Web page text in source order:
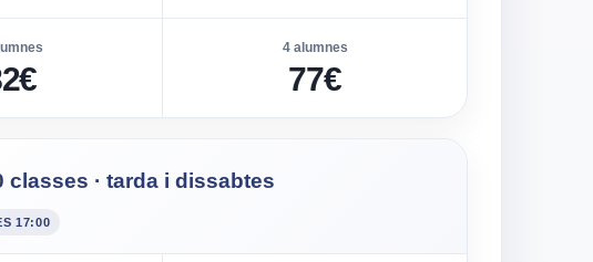
4 alumnes
77€
classes · tarda i dissabtes
17:00